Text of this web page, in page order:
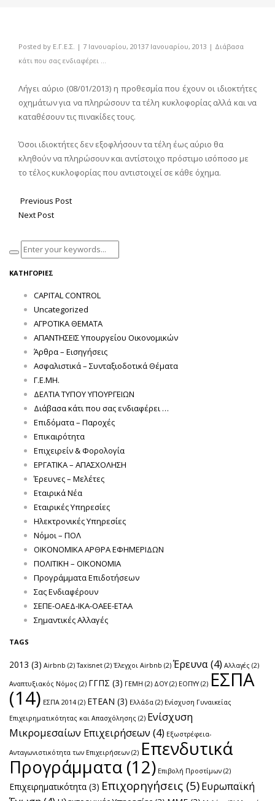
Posted by Ε.Γ.Ε.Σ. | 7 Ιανουαρίου, 20137 Ιανουαρίου, 2013 | Διάβασα
κάτι που σας ενδιαφέρει ...
Λήγει αύριο (08/01/2013) η προθεσμία που έχουν οι ιδιοκτήτες
οχημάτων για να πληρώσουν τα τέλη κυκλοφορίας αλλά και να
καταθέσουν τις πινακίδες τους.
Όσοι ιδιοκτήτες δεν εξοφλήσουν τα τέλη έως αύριο θα
κληθούν να πληρώσουν και αντίστοιχο πρόστιμο ισόποσο με
το τέλος κυκλοφορίας που αντιστοιχεί σε κάθε όχημα.
Previous Post
Next Post
ΚΑΤΗΓΟΡΊΕΣ
CAPITAL CONTROL
Uncategorized
ΑΓΡΟΤΙΚΑ ΘΕΜΑΤΑ
ΑΠΑΝΤΗΣΕΙΣ Υπουργείου Οικονομικών
Άρθρα – Εισηγήσεις
Ασφαλιστικά – Συνταξιοδοτικά Θέματα
Γ.Ε.ΜΗ.
ΔΕΛΤΙΑ ΤΥΠΟΥ ΥΠΟΥΡΓΕΙΩΝ
Διάβασα κάτι που σας ενδιαφέρει …
Επιδόματα – Παροχές
Επικαιρότητα
Επιχειρείν & Φορολογία
ΕΡΓΑΤΙΚΑ – ΑΠΑΣΧΟΛΗΣΗ
Έρευνες – Μελέτες
Εταιρικά Νέα
Εταιρικές Υπηρεσίες
Ηλεκτρονικές Υπηρεσίες
Νόμοι – ΠΟΛ
ΟΙΚΟΝΟΜΙΚΑ ΑΡΘΡΑ ΕΦΗΜΕΡΙΔΩΝ
ΠΟΛΙΤΙΚΗ – ΟΙΚΟΝΟΜΙΑ
Προγράμματα Επιδοτήσεων
Σας Ενδιαφέρουν
ΣΕΠΕ-ΟΑΕΔ-ΙΚΑ-ΟΑΕΕ-ΕΤΑΑ
Σημαντικές Αλλαγές
TAGS
2013 (3) Airbnb (2) Taxisnet (2) Έλεγχοι Airbnb (2) Έρευνα(4) Αλλαγές (2)
Αναπτυξιακός Νόμος (2) ΓΓΠΣ (3) ΓΕΜΗ (2) ΔΟΥ(2) ΕΟΠΥΥ(2) ΕΣΠΑ
(14) ΕΣΠΑ 2014 (2) ΕΤΕΑΝ (3) Ελλάδα (2) Ενίσχυση Γυναικείας
Επιχειρηματικότητας και Απασχόλησης (2) Ενίσχυση
Μικρομεσαίων Επιχειρήσεων (4) Εξωστρέφεια-
Ανταγωνιστικότητα των Επιχειρήσεων (2) Επενδυτικά
Προγράμματα (12) Επιβολή Προστίμων (2)
Επιχειρηματικότητα (3) Επιχορηγήσεις (5)Ευρωπαϊκή